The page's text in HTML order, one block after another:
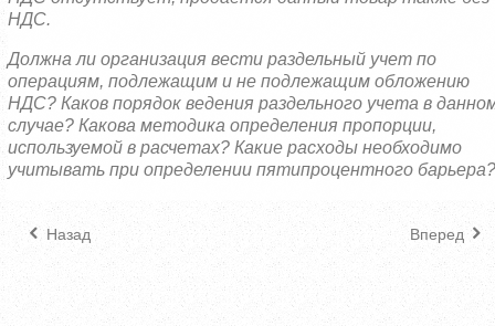
НДС.
Должна ли организация вести раздельный учет по
операциям, подлежащим и не подлежащим обложению
НДС? Каков порядок ведения раздельного учета в
случае? Какова методика определения пропорции,
используемой в расчетах? Какие расходы необходимо
учитывать при определении пятипроцентного барьера?
Назад Вперед